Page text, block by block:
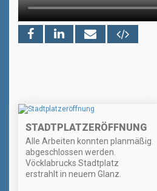
STADTPLATZERÖFFNUNG
Alle Arbeiten konnten planmäßig
abgeschlossen werden.
Vöcklabrucks Stadtplatz
erstrahlt in neuem Glanz.